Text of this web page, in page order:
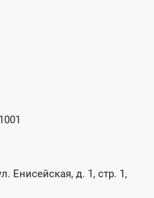
Енисейская, д. 1, стр. 1,